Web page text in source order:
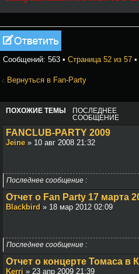
Ответить
Сообщений: 563 • Страница 52 из 57 •
Вернуться в Fan-Party
ПОХОЖИЕ ТЕМЫ
ПОСЛЕДНЕЕ
СООБЩЕНИЕ
FANCLUB-PARTY 2009
Jeine» 10 авг 2008 21:32
Последнее сообщение
Отчет о Fan Party 17 марта
Blackbird » 18 мар 2012 02:09
Последнее сообщение
Отчет о концерте Томаса в
Kerri » 23 апр 2009 21:39